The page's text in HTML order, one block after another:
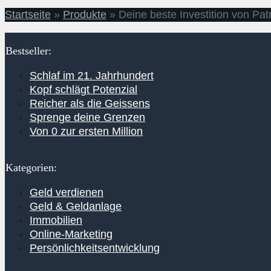
Startseite » Produkte » Deine beste Investition von
Bestseller:
Schlaf im 21. Jahrhundert
Kopf schlägt Potenzial
Reicher als die Geissens
Sprenge deine Grenzen
Von 0 zur ersten Million
Kategorien:
Geld verdienen
Geld & Geldanlage
Immobilien
Online-Marketing
Persönlichkeitsentwicklung